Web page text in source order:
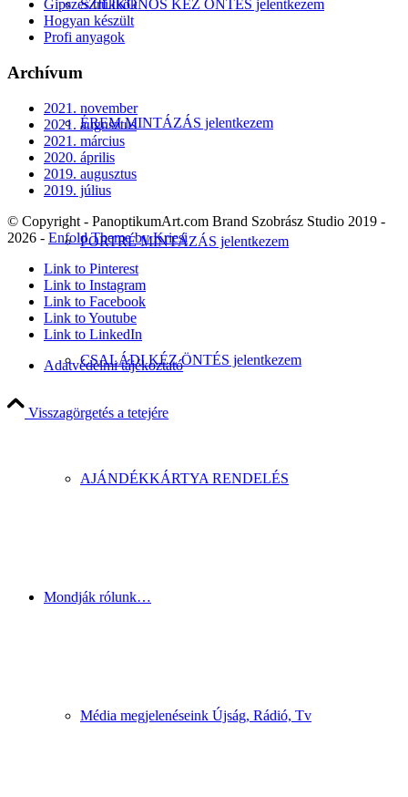
SZILIKONOS KÉZ ÖNTÉS jelentkezem
ÉREM MINTÁZÁS jelentkezem
PORTRÉ MINTÁZÁS jelentkezem
CSALÁDI KÉZ ÖNTÉS jelentkezem
AJÁNDÉKKÁRTYA RENDELÉS
Mondják rólunk…
Média megjelenéseink Újság, Rádió, Tv
Gipszes trükkök
Hogyan készült
Profi anyagok
Archívum
2021. november
2021. augusztus
2021. március
2020. április
2019. augusztus
2019. július
© Copyright - PanoptikumArt.com Brand Szobrász Studio 2019 -
2026 - Enfold Theme by Kriesi
Link to Pinterest
Link to Instagram
Link to Facebook
Link to Youtube
Link to LinkedIn
Adatvédelmi tájékoztató
Visszagörgetés a tetejére